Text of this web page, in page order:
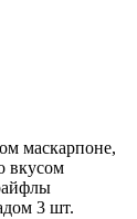
маскарпоне,
вкусом
3 шт.